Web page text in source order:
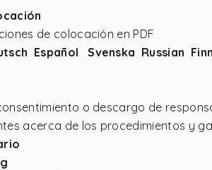
de colocación en PDF
Español Svenska Russian
o descargo de
acerca de los procedimientos y